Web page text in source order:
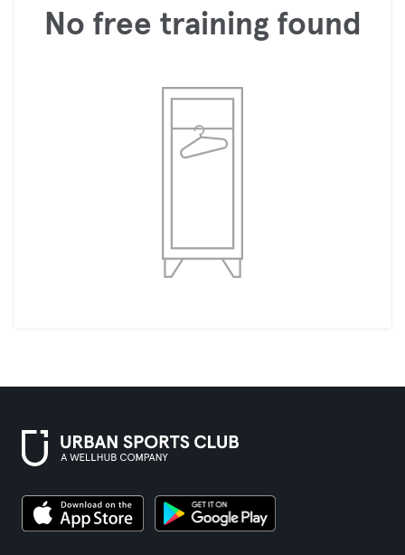
No free training found